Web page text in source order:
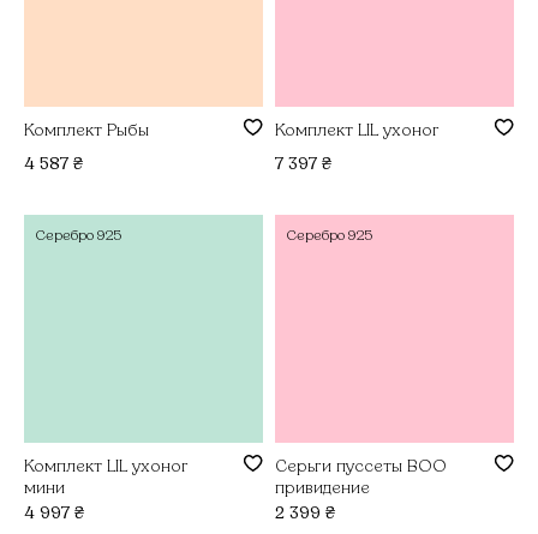
Комплект Рыбы
4 587 ₴
Комплект LIL ухоног
7 397 ₴
Серебро 925
Комплект LIL ухоног
мини
4 997 ₴
Серебро 925
Серьги пуссеты BOO
привидение
2 399 ₴